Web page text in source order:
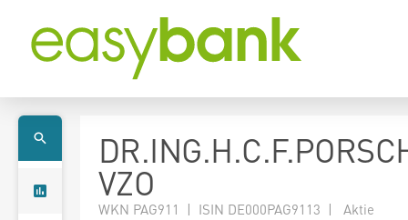
VZO
WKN PAG911 | ISIN DE000PAG9113 | Aktie